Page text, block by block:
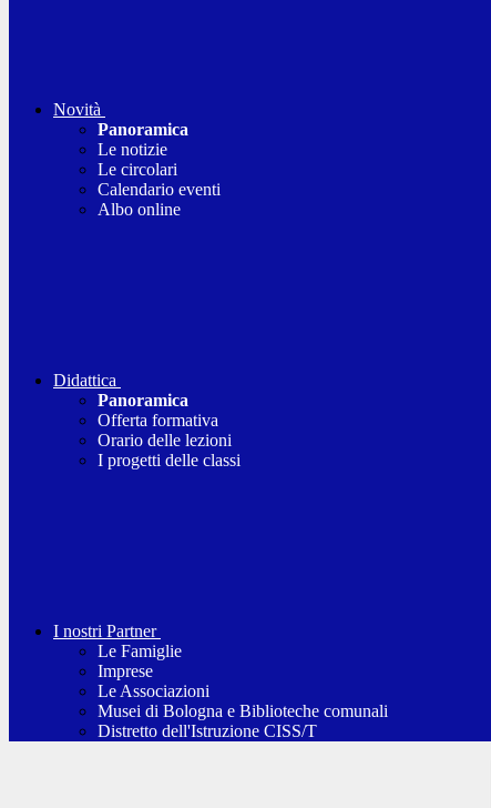
Novità
Panoramica
Le notizie
Le circolari
Calendario eventi
Albo online
Didattica
Panoramica
Offerta formativa
Orario delle lezioni
I progetti delle classi
I nostri Partner
Le Famiglie
Imprese
Le Associazioni
Musei di Bologna e Biblioteche comunali
Distretto dell'Istruzione CISS/T